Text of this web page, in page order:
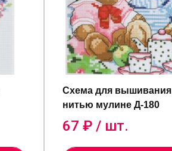
Схема для вышивания
нитью мулине Д-180
67 ₽ / шт.